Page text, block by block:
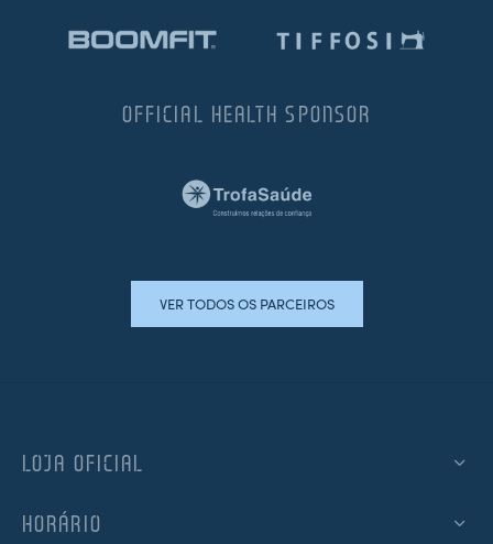
OFFICIAL HEALTH SPONSOR
VER TODOS OS PARCEIROS
LOJA OFICIAL
HORÁRIO